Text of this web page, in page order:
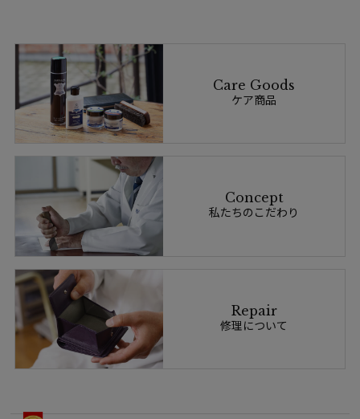
Care Goods
ケア商品
Concept
私たちのこだわり
Repair
修理について